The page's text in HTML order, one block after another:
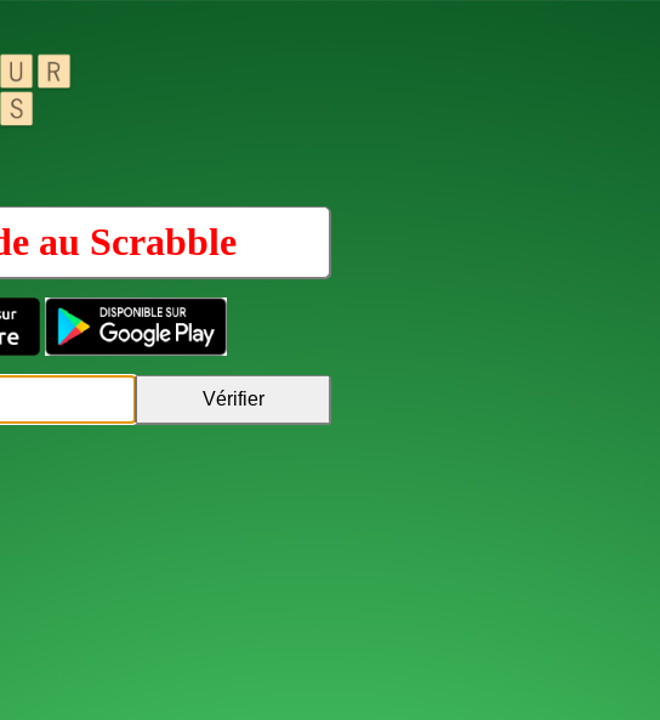
au Scrabble